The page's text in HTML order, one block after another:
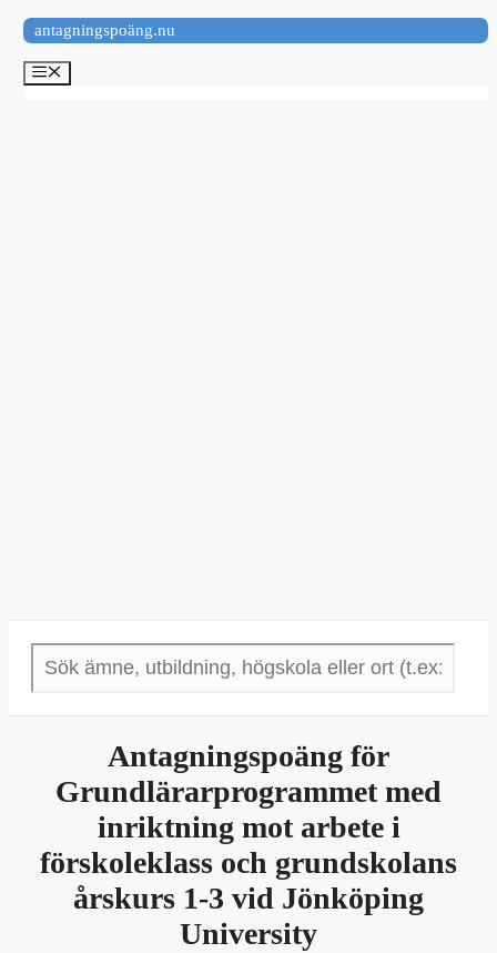
Hoppa
till
innehåll
antagningspoäng.nu
Meny
Antagningspoäng för
Grundlärarprogrammet med
inriktning mot arbete i
förskoleklass och grundskolans
årskurs 1-3 vid Jönköping
University